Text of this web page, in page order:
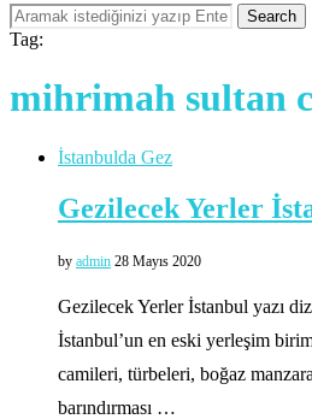
Search
Tag:
mihrimah sultan
İstanbulda Gez
Gezilecek Yerler
by admin 28 Mayıs 2020
Gezilecek Yerler İstanbul yazı
İstanbul’un en eski yerleşim
camileri, türbeleri, boğaz
barındırması …